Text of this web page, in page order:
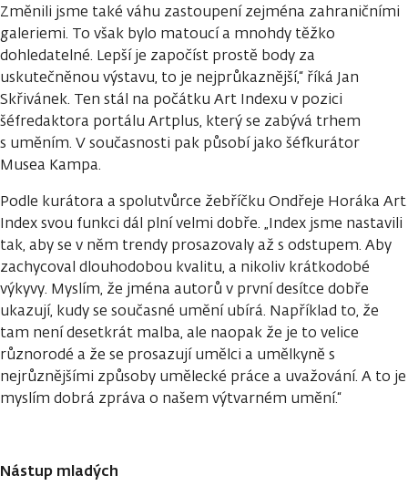
Změnili jsme také váhu zastoupení zejména zahraničními
galeriemi. To však bylo matoucí a mnohdy těžko
dohledatelné. Lepší je započíst prostě body za
uskutečněnou výstavu, to je nejprůkaznější,“ říká Jan
Skřivánek. Ten stál na počátku Art Indexu v pozici
šéfredaktora portálu Artplus, který se zabývá trhem
s uměním. V současnosti pak působí jako šéfkurátor
Musea Kampa.
Podle kurátora a spolutvůrce žebříčku Ondřeje Horáka Art
Index svou funkci dál plní velmi dobře. „Index jsme nastavili
tak, aby se v něm trendy prosazovaly až s odstupem. Aby
zachycoval dlouhodobou kvalitu, a nikoliv krátkodobé
výkyvy. Myslím, že jména autorů v první desítce dobře
ukazují, kudy se současné umění ubírá. Například to, že
tam není desetkrát malba, ale naopak že je to velice
různorodé a že se prosazují umělci a umělkyně s
nejrůznějšími způsoby umělecké práce a uvažování. A to je
myslím dobrá zpráva o našem výtvarném umění.“
Nástup mladých